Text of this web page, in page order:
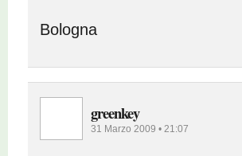
Bologna
greenkey
31 Marzo 2009 • 21:07